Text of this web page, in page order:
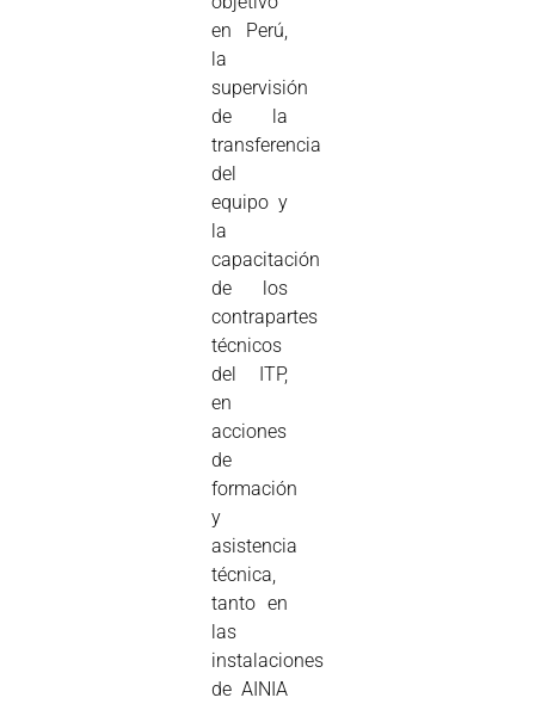
en Perú,
la
supervisión
de la
transferencia
del
equipo y
la
capacitación
de los
contrapartes
técnicos
del ITP,
en
acciones
de
formación
y
asistencia
técnica,
tanto en
las
instalaciones
de AINIA